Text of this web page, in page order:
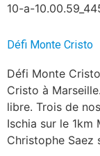
10-a-
Défi Monte Cristo
Défi Monte
Cristo à
libre. Trois de
Ischia sur le 1km
Christophe Saez